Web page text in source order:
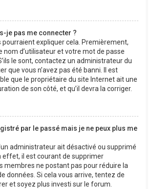
je pas me connecter ?
pourraient expliquer cela. Premièrement,
nom d’utilisateur et votre mot de passe
le sont, contactez un administrateur du
que vous n’avez pas été banni. Il est
que le propriétaire du site Internet ait une
de son côté, et qu’il devra la corriger.
par le passé mais je ne peux plus me
administrateur ait désactivé ou supprimé
effet, il est courant de supprimer
membres ne postant pas pour réduire la
données. Si cela vous arrive, tentez de
et soyez plus investi sur le forum.